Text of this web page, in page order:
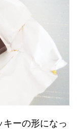
ーの形になっ